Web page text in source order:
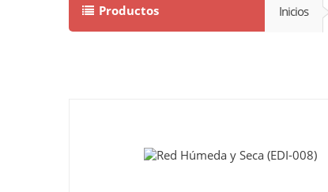
Productos Inicios